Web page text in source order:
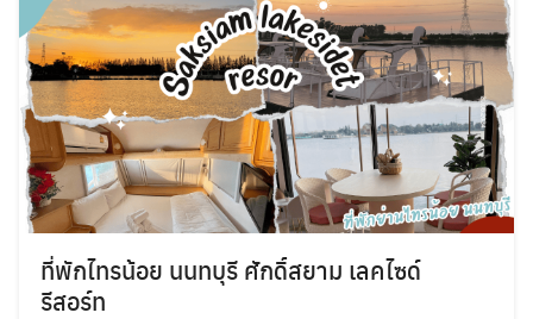
ที่พักไทรน้อย นนทบุรี ศักดิ์สยาม เลคไซด์
รีสอร์ท